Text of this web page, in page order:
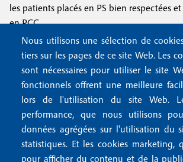
Nous utilisons une sélection de
tiers sur les pages de ce site Web. Les
sont nécessaires pour utiliser le site
fonctionnels offrent une meilleure
lors de l'utilisation du site Web.
performance, que nous utilisons
données agrégées sur l'utilisation du
statistiques. Et les cookies marketing,
pour afficher du contenu et de la
les patients placés en PS bien respectées
en PCC.
Ainsi, une analyse de risque doit être
opérationnelles d’hygiène (EOH) dans
fonction de leurs épidémiologies locales
en restant dans le cadre des
notamment celles pour les BHRe. La
d’hygiène hospitalière (SF2H) avait
pour aider à cette analyse de risque [41].
dessous en propose une analyse proche.